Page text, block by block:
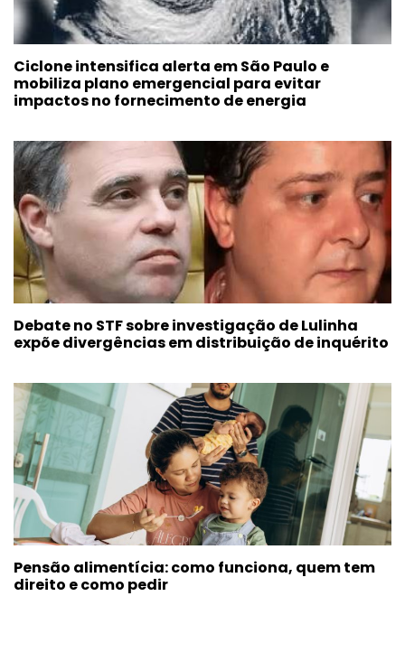
Ciclone intensifica alerta em São Paulo e
mobiliza plano emergencial para evitar
impactos no fornecimento de energia
Debate no STF sobre investigação de Lulinha
expõe divergências em distribuição de inquérito
Pensão alimentícia: como funciona, quem tem
direito e como pedir